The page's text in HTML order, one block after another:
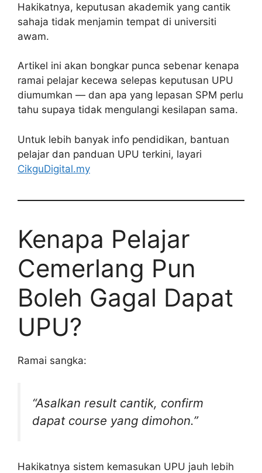
Hakikatnya, keputusan akademik yang cantik
sahaja tidak menjamin tempat di universiti
awam.
Artikel ini akan bongkar punca sebenar kenapa
ramai pelajar kecewa selepas keputusan UPU
diumumkan — dan apa yang lepasan SPM perlu
tahu supaya tidak mengulangi kesilapan sama.
Untuk lebih banyak info pendidikan, bantuan
pelajar dan panduan UPU terkini, layari
CikguDigital.my
Kenapa Pelajar
Cemerlang Pun
Boleh Gagal Dapat
UPU?
Ramai sangka:
“Asalkan result cantik, confirm
dapat course yang dimohon.”
Hakikatnya sistem kemasukan UPU jauh lebih